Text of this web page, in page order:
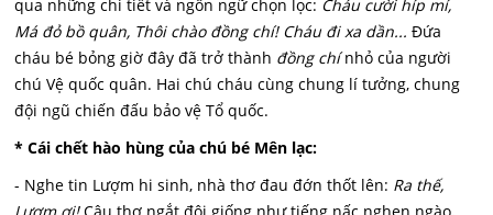
qua những chi tiết và ngôn ngữ chọn lọc: Cháu cười híp mí,
Má đỏ bồ quân, Thôi chào đồng chí! Cháu đi xa dần... Đứa
cháu bé bỏng giờ đây đã trở thành đồng chínhỏ của người
chú Vệ quốc quân. Hai chú cháu cùng chung lí tưởng, chung
đội ngũ chiến đấu bảo vệ Tổ quốc.
* Cái chết hào hùng của chú bé Mên lạc:
- Nghe tin Lượm hi sinh, nhà thơ đau đớn thốt lên: Ra thế,